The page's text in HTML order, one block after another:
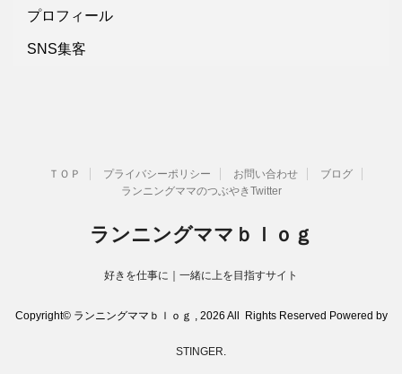
プロフィール
SNS集客
ＴＯＰ プライバシーポリシー お問い合わせ
ブログ
ランニングママのつぶやきTwitter
ランニングママｂｌｏｇ
好きを仕事に｜一緒に上を目指すサイト
Copyright© ランニングママｂｌｏｇ , 2026 All Rights Reserved Powered by
STINGER.